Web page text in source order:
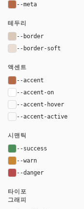
--meta
테두리
--border
--border-soft
액센트
--accent
--accent-on
--accent-hover
--accent-active
시맨틱
--success
--warn
--danger
타이포
그래피